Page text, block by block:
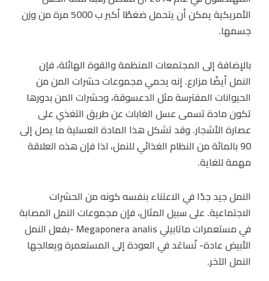
الأمريكية يمكن أن يتحمل ضغطًا أكبر ب 5000 مرة من وزن
جسمها.
بالإضافة إلى المجتمعات المنظمة والقوة الهائلة، فإن
النمل أيضًا مزارع. إنه يحمي مجموعات حشرات المن من
الحيوانات المفترسة مثل الدعسوقة، وحشرات المن بدورها
تكون مادة تسمى عسل الغابات عن طريق التغذي على
عصارة الأشجار. وقد تشكل هذا المادة العسلية ما يصل إلى
90 بالمائة من النظام الغذائي للنمل، لذا فإن هذه العلاقة
مهمة للغاية.
النمل جيد جدًا في الاعتناء بنفسه كونه من الحشرات
الاجتماعية. على سبيل المثال، فإن مجموعات النمل المصابة
في مستعمرات ماتابيلي Megaponera analis -بفعل النمل
الأبيض عادة- تُساعَد في العودة إلى المستعمرة ويعالجها
النمل الآخر.